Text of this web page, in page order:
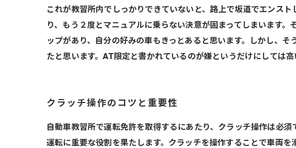
これが教習所内でしっかりできていないと、路上で坂道でエンス
り、もう２度とマニュアルに乗らない決意が固まってしまいます
ップがあり、自分の好みの車もきっとあると思います。しかし、
たと思います。AT限定と書かれているのが嫌というだけにしては
クラッチ操作のコツと重要性
自動車教習所で運転免許を取得するにあたり、クラッチ操作は必
運転に重要な役割を果たします。クラッチを操作することで車両